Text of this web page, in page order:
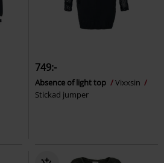
749:-
Absence of light top
Vixxsin
Stickad jumper